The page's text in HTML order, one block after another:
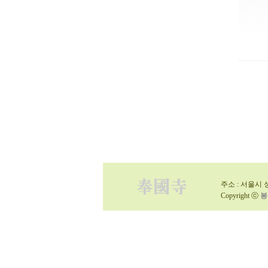
주소 : 서울시
Copyright ⓒ